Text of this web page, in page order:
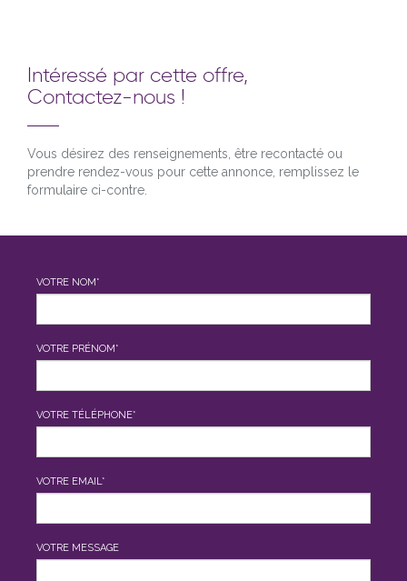
Intéressé par cette offre,
Contactez-nous !
Vous désirez des renseignements, être recontacté ou
prendre rendez-vous pour cette annonce, remplissez le
formulaire ci-contre.
VOTRE NOM*
VOTRE PRÉNOM*
VOTRE TÉLÉPHONE*
VOTRE EMAIL*
VOTRE MESSAGE